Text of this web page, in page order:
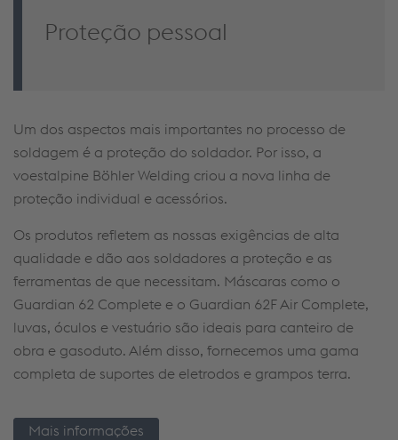
Proteção pessoal
Um dos aspectos mais importantes no processo de
soldagem é a proteção do soldador. Por isso, a
voestalpine Böhler Welding criou a nova linha de
proteção individual e acessórios.
Os produtos refletem as nossas exigências de alta
qualidade e dão aos soldadores a proteção e as
ferramentas de que necessitam. Máscaras como o
Guardian 62 Complete e o Guardian 62F Air Complete,
luvas, óculos e vestuário são ideais para canteiro de
obra e gasoduto. Além disso, fornecemos uma gama
completa de suportes de eletrodos e grampos terra.
Mais informações